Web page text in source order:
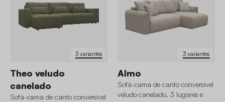
3 variantes
Theo veludo
canelado
Sofá-cama de canto conversível
3 variantes
Almo
Sofá-cama de canto conversível
veludo canelado, 3 lugares e